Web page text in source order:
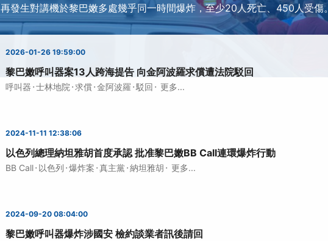
再發生對講機於黎巴嫩多處幾乎同一時間爆炸，至少20人死亡、450人受傷。
2026-01-26 19:59:00
黎巴嫩呼叫器案13人跨海提告 向金阿波羅求償遭法院駁回
呼叫器 ·士林地院 ·求償·金阿波羅 ·駁回 · 更多...
2024-11-11 12:38:06
以色列總理納坦雅胡首度承認 批准黎巴嫩BB Call連環爆炸行動
BB Call· 以色列 ·爆炸案 ·真主黨 ·納坦雅胡 · 更多...
2024-09-20 08:04:00
黎巴嫩呼叫器爆炸涉國安 檢約談業者訊後請回